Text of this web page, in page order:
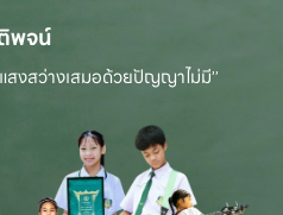
พจน์
งสว่างเสมอด้วยปัญญาไม่มี”